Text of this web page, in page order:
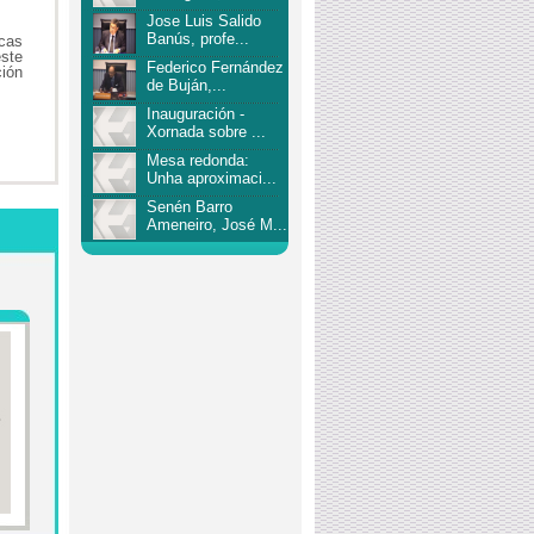
Jose Luis Salido
Banús, profe...
Federico Fernández
de Buján,...
Inauguración -
Xornada sobre ...
Mesa redonda:
Unha aproximaci...
Senén Barro
Ameneiro, José M...